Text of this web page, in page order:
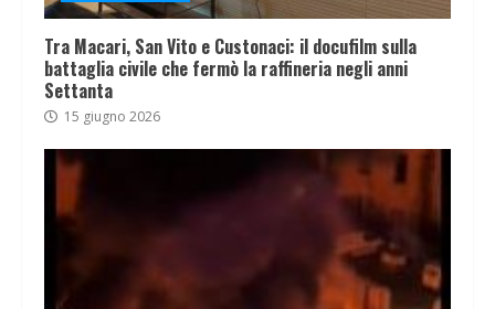
Tra Macari, San Vito e Custonaci: il docufilm sulla
battaglia civile che fermò la raffineria negli anni
Settanta
15 giugno 2026